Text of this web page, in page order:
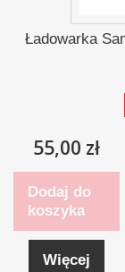
Ładowarka
55,00 zł
Dodaj do
koszyka
Więcej